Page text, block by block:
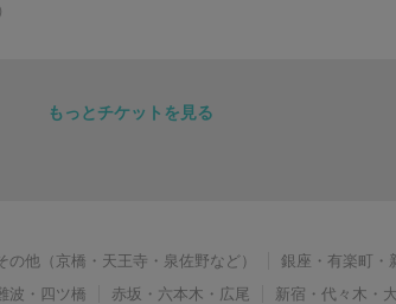
もっとチケットを見る
の他（京橋・天王寺・泉佐野など）
銀座・有楽町・
波・四ツ橋 赤坂・六本木・広尾
新宿・代々木・